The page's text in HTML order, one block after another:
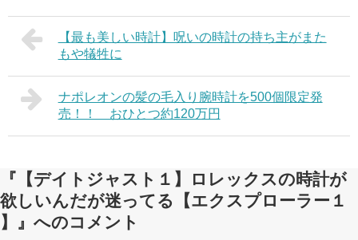
【最も美しい時計】呪いの時計の持ち主がまた
もや犠牲に
ナポレオンの髪の毛入り腕時計を500個限定発
売！！ おひとつ約120万円
『【デイトジャスト１】ロレックスの時計が
欲しいんだが迷ってる【エクスプローラー１
】』へのコメント